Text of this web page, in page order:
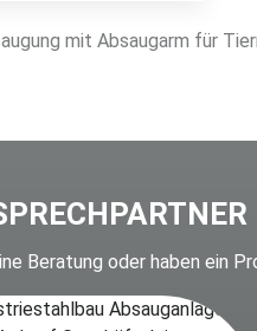
mit Absaugarm für
Beratung oder haben ein